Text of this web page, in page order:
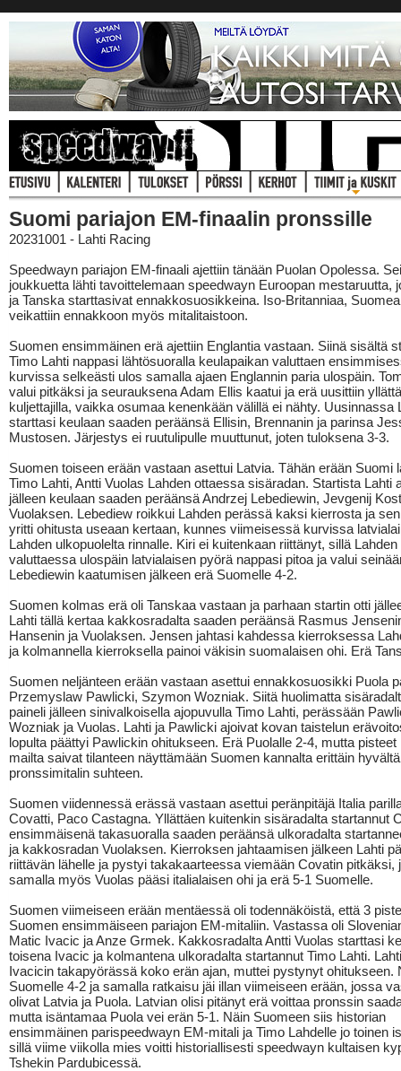
Suomi pariajon EM-finaalin pronssille
20231001 - Lahti Racing
Speedwayn pariajon EM-finaali ajettiin tänään Puolan Opolessa.
joukkuetta lähti tavoittelemaan speedwayn Euroopan mestaruutta,
ja Tanska starttasivat ennakkosuosikkeina. Iso-Britanniaa,
veikattiin ennakkoon myös mitalitaistoon.
Suomen ensimmäinen erä ajettiin Englantia vastaan. Siinä sisältä
Timo Lahti nappasi lähtösuoralla keulapaikan valuttaen
kurvissa selkeästi ulos samalla ajaen Englannin paria ulospäin.
valui pitkäksi ja seurauksena Adam Ellis kaatui ja erä uusittiin
kuljettajilla, vaikka osumaa kenenkään välillä ei nähty. Uusinnassa
starttasi keulaan saaden peräänsä Ellisin, Brennanin ja parinsa
Mustosen. Järjestys ei ruutulipulle muuttunut, joten tuloksena 3-3.
Suomen toiseen erään vastaan asettui Latvia. Tähän erään Suomi
Timo Lahti, Antti Vuolas Lahden ottaessa sisäradan. Startista Lahti
jälleen keulaan saaden peräänsä Andrzej Lebediewin, Jevgenij
Vuolaksen. Lebediew roikkui Lahden perässä kaksi kierrosta ja
yritti ohitusta useaan kertaan, kunnes viimeisessä kurvissa
Lahden ulkopuolelta rinnalle. Kiri ei kuitenkaan riittänyt, sillä Lahden
valuttaessa ulospäin latvialaisen pyörä nappasi pitoa ja valui
Lebediewin kaatumisen jälkeen erä Suomelle 4-2.
Suomen kolmas erä oli Tanskaa vastaan ja parhaan startin otti
Lahti tällä kertaa kakkosradalta saaden peräänsä Rasmus
Hansenin ja Vuolaksen. Jensen jahtasi kahdessa kierroksessa
ja kolmannella kierroksella painoi väkisin suomalaisen ohi. Erä
Suomen neljänteen erään vastaan asettui ennakkosuosikki Puola
Przemyslaw Pawlicki, Szymon Wozniak. Siitä huolimatta
paineli jälleen sinivalkoisella ajopuvulla Timo Lahti, perässään
Wozniak ja Vuolas. Lahti ja Pawlicki ajoivat kovan taistelun
lopulta päättyi Pawlickin ohitukseen. Erä Puolalle 2-4, mutta pisteet
mailta saivat tilanteen näyttämään Suomen kannalta erittäin hyvältä
pronssimitalin suhteen.
Suomen viidennessä erässä vastaan asettui peränpitäjä Italia
Covatti, Paco Castagna. Yllättäen kuitenkin sisäradalta startannut
ensimmäisenä takasuoralla saaden peräänsä ulkoradalta
ja kakkosradan Vuolaksen. Kierroksen jahtaamisen jälkeen Lahti
riittävän lähelle ja pystyi takakaarteessa viemään Covatin pitkäksi,
samalla myös Vuolas pääsi italialaisen ohi ja erä 5-1 Suomelle.
Suomen viimeiseen erään mentäessä oli todennäköistä, että 3
Suomen ensimmäiseen pariajon EM-mitaliin. Vastassa oli
Matic Ivacic ja Anze Grmek. Kakkosradalta Antti Vuolas starttasi
toisena Ivacic ja kolmantena ulkoradalta startannut Timo Lahti.
Ivacicin takapyörässä koko erän ajan, muttei pystynyt ohitukseen.
Suomelle 4-2 ja samalla ratkaisu jäi illan viimeiseen erään, jossa
olivat Latvia ja Puola. Latvian olisi pitänyt erä voittaa pronssin
mutta isäntamaa Puola vei erän 5-1. Näin Suomeen siis historian
ensimmäinen parispeedwayn EM-mitali ja Timo Lahdelle jo toinen
sillä viime viikolla mies voitti historiallisesti speedwayn kultaisen
Tshekin Pardubicessä.